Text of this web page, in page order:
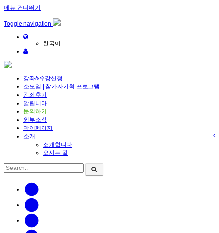
메뉴 건너뛰기
Toggle navigation
한국어
강좌&수강신청
소모임 | 참가자기획 프로그램
강좌후기
알립니다
문의하기
외부소식
마이페이지
소개
소개합니다
오시는 길